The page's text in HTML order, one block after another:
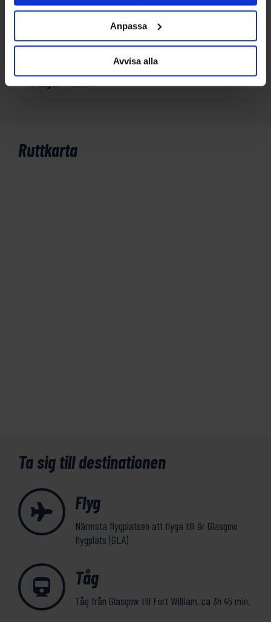
Anpassa
Avvisa alla
Boende
Under resan bor du på utvalda hotell och B&B.
8 dagar/ 7 nätter
Ruttkarta
Ta sig till destinationen
Flyg
Närmsta flygplatsen att flyga till är Glasgow
flygplats (GLA)
Tåg
Tåg från Glasgow till Fort William, ca 3h 45 min.